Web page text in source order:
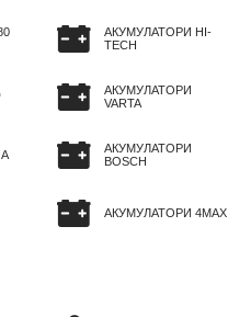
АКУМУЛАТОРИ HI-
TECH
АКУМУЛАТОРИ
VARTA
АКУМУЛАТОРИ
BOSCH
АКУМУЛАТОРИ 4MAX